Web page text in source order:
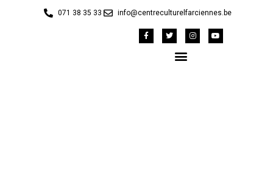
071 38 35 33 info@centreculturelfarciennes.be